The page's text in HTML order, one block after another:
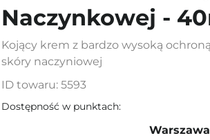
Naczynkowej -
Kojący krem z bardzo wysoką
skóry naczyniowej
ID towaru: 5593
Dostępność w punktach:
Warszawa